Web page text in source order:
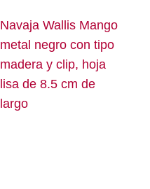
Navaja Wallis Mango
metal negro con tipo
madera y clip, hoja
lisa de 8.5 cm de
largo